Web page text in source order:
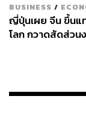
BUSINESS /
ญี่ปุ่นเผย จีน ขึ้นแ
โลก กวาดสัดส่ว